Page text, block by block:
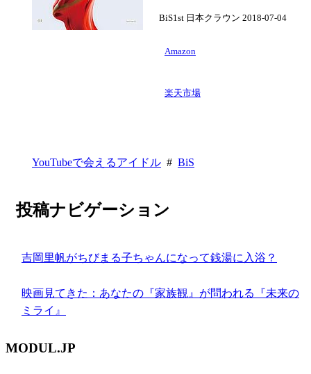
BiS1st 日本クラウン 2018-07-04
Amazon
楽天市場
YouTubeで会えるアイドル # BiS
投稿ナビゲーション
吉岡里帆がちびまる子ちゃんになって銭湯に入浴？
映画見てきた：あなたの『家族観』が問われる『未来の
ミライ』
MODUL.JP